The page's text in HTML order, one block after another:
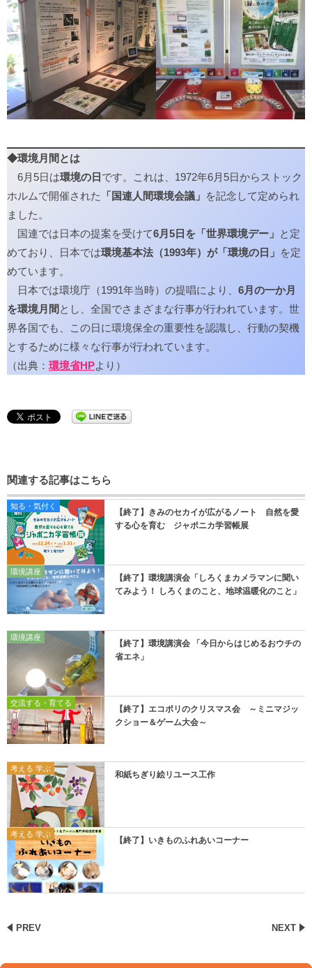
◆環境月間とは
6月5日は環境の日 です。これは、1972年6月5日からストック
ホルムで開催された
「国連人間環境会議」 を記念して定められ
ました。
国連では日本の提案を受けて6月5日を「世界環境デー」 と定
めており、日本では環境基本法（1993年）が「環境の日」 を定
めています。
日本では環境庁（1991年当時）の提唱により、 6月の一か月
を環境月間 とし、全国でさまざまな行事が行われています。世
界各国でも、この日に環境保全の重要性を認識し、行動の契機
とするために様々な行事が行われています。
（出典： 環境省HPより）
関連する記事はこちら
知る・気付く
【終了】きみのセカイが広がるノート 自然を愛
する心を育む ジャポニカ学習帳展
環境講座
【終了】環境講演会「しろくまカメラマンに聞い
てみよう！ しろくまのこと、地球温暖化のこと」
環境講座
【終了】環境講演会 「今日からはじめるおウチの
省エネ」
交流する・育てる
【終了】エコポリのクリスマス会 ～ミニマジッ
クショー＆ゲーム大会～
考える 学ぶ
和紙ちぎり絵リユース工作
考える 学ぶ
【終了】いきものふれあいコーナー
PREV NEXT